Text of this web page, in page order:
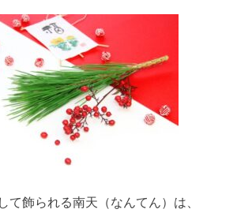
て飾られる南天（なんてん）は、